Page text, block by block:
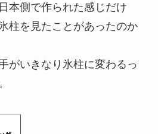
本側で作られた感じだけ
柱を見たことがあったのか
がいきなり氷柱に変わるっ